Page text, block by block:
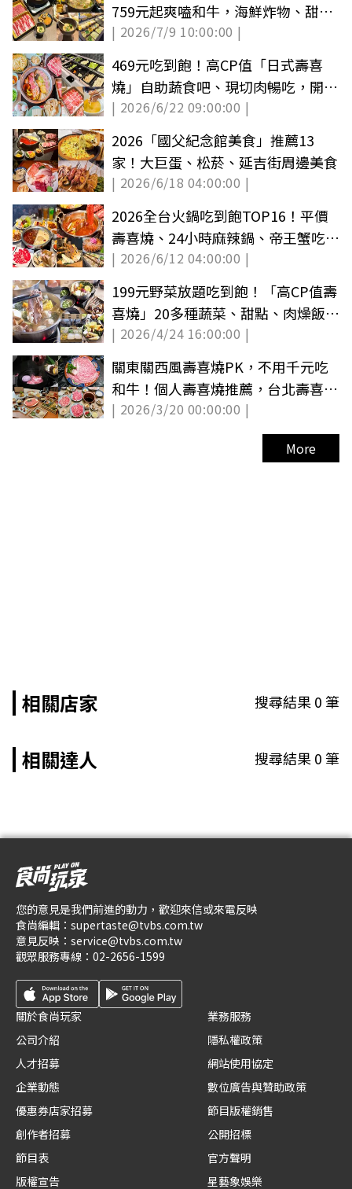
759元起爽嗑和牛，海鮮炸物、甜點
暢吃
| 2026/7/9 10:00:00 |
469元吃到飽！高CP值「日式壽喜
燒」自助蔬食吧、現切肉暢吃，開幕
送和牛
| 2026/6/22 09:00:00 |
2026「國父紀念館美食」推薦13
家！大巨蛋、松菸、延吉街周邊美食
| 2026/6/18 04:00:00 |
2026全台火鍋吃到飽TOP16！平價
壽喜燒、24小時麻辣鍋、帝王蟹吃到
飽
| 2026/6/12 04:00:00 |
199元野菜放題吃到飽！「高CP值壽
喜燒」20多種蔬菜、甜點、肉燥飯暢
吃
| 2026/4/24 16:00:00 |
關東關西風壽喜燒PK，不用千元吃
和牛！個人壽喜燒推薦，台北壽喜燒
精選10間
| 2026/3/20 00:00:00 |
More
相關店家 搜尋結果0筆
相關達人 搜尋結果0筆
您的意見是我們前進的動力，歡迎來信或來電反映
食尚編輯： supertaste@tvbs.com.tw
意見反映： service@tvbs.com.tw
觀眾服務專線： 02-2656-1599
關於食尚玩家
公司介紹
人才招募
企業動態
優惠券店家招募
創作者招募
節目表
版權宣告
業務服務
隱私權政策
網站使用協定
數位廣告與贊助政策
節目版權銷售
公開招標
官方聲明
星藝象娛樂